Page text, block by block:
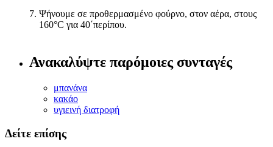
Ψήνουμε σε προθερμασμένο φούρνο, στον αέρα, στους
160°C για 40΄περίπου.
Ανακαλύψτε παρόμοιες συνταγές
μπανάνα
κακάο
υγιεινή διατροφή
Δείτε επίσης